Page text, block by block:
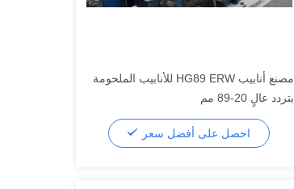
مصنع أنابيب HG89 ERW للأنابيب الملحومة
بتردد عالٍ 20-89 مم
احصل على أفضل سعر